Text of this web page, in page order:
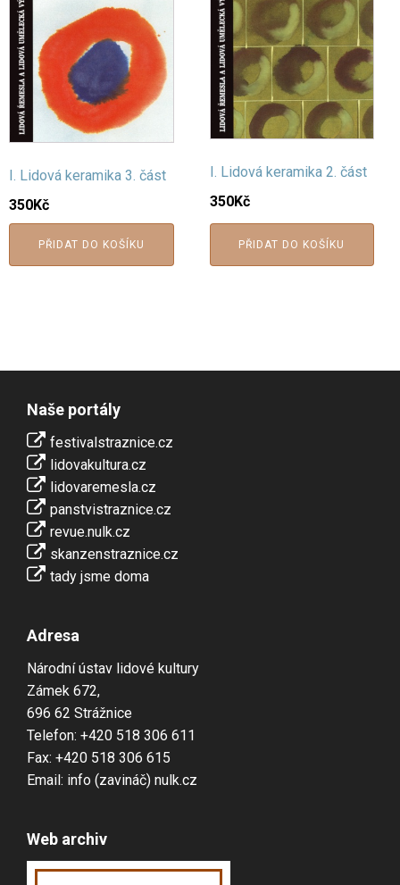
I. Lidová keramika 3. část
350Kč
PŘIDAT DO KOŠÍKU
I. Lidová keramika 2. část
350Kč
PŘIDAT DO KOŠÍKU
Naše portály
festivalstraznice.cz
lidovakultura.cz
lidovaremesla.cz
panstvistraznice.cz
revue.nulk.cz
skanzenstraznice.cz
tady jsme doma
Adresa
Národní ústav lidové kultury
Zámek 672,
696 62 Strážnice
Telefon: +420 518 306 611
Fax: +420 518 306 615
Email: info (zavináč) nulk.cz
Web archiv